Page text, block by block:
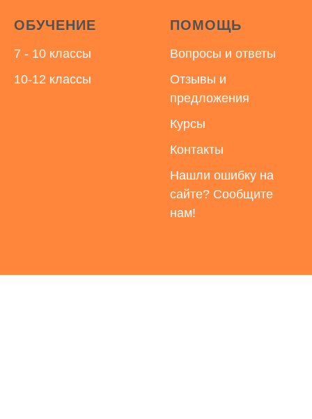
ОБУЧЕНИЕ
7 - 10 классы
10-12 классы
ПОМОЩЬ
Вопросы и ответы
Отзывы и
предложения
Курсы
Контакты
Нашли ошибку на
сайте? Сообщите
нам!